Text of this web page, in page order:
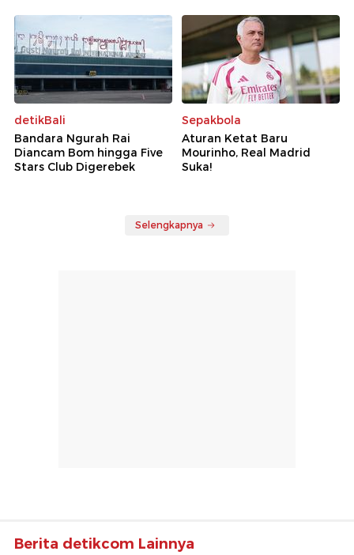
detikBali
Bandara Ngurah Rai
Diancam Bom hingga Five
Stars Club Digerebek
Sepakbola
Aturan Ketat Baru
Mourinho, Real Madrid
Suka!
Selengkapnya
Berita detikcom Lainnya